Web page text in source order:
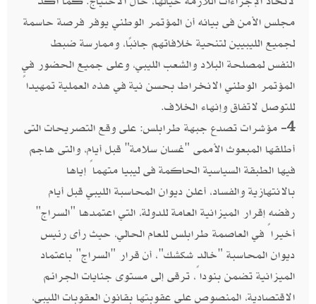
مجلس الأمن فى بيانه أن المؤتمر الوطني يوفر فرصة حاسمة
لجميع الليبيين لتنحية خلافاتهم جانبًا، وممارسة ضبط
النفس لمصلحة البلاد والشعب الليبي، وعلى جميع الحضور في
المؤتمر الوطني الانخراط بحسن نية في هذه العملية تمهيداً
للتوصل لاتفاق وإنهاء الخلاف.
4-
مؤشرات تصدع جبهة طرابلس: على وقع التصريحات التى
أطلقها المبعوث الأممى "غسان سلامة" قبل أيام، والتى هاجم
فيها الطبقة السياسية الحاكمة فى ليبيا متهماً إياها
بالانتهازية والفساد، أعلن ديوان المحاسبة الليبي قبل أيام
رفضه إقرار الميزانية العامة للدولة، التي اعتمدها "السراج"
أخيراً في العاصمة طرابلس للعام الحالي، حيث رأى رئيس
ديوان المحاسبة "خالد شكشك"، أن قرار "السراج" باعتماد
الميزانية تضمن بنوداً، ترقى إلى مستوى جنايات الجرائم
الاقتصادية، المنصوص على عقوبتها بقانون العقوبات الليبي،